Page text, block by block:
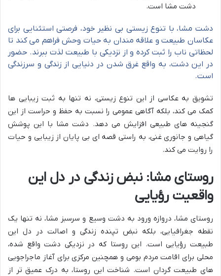
دشت مشا است.
دشت مشا، با تنوع زیستی بی نظیر خود، فرصتی استثنایی برای
عکاسان طبیعت و علاقه مندان به حیات وحش فراهم می کند تا
لحظاتی ناب را ثبت کرده و از نزدیکی با طبیعت لذت ببرند. حضور
در این دشت، به واقع غرق شدن در دنیایی از زندگی و سرزندگی
است.
تشویق به عکاسی از این تنوع زیستی، نه تنها به ثبت زیبایی ها
کمک می کند، بلکه آگاهی عمومی را نسبت به حفظ و حراست از این
گنجینه های طبیعی افزایش می دهد. دشت مشا با این پوشش
گیاهی و جانوری غنی، به راستی قصه ای بی پایان از زیبایی و حیات
را روایت می کند.
روستای مشا: نبض زندگی در دل این
واقعیت رؤیایی
روستای مشا، دروازه ورود به دشت وسیع و سرسبز مشا، نه تنها یک
نقطه جغرافیایی، بلکه نبض تپنده زندگی و اصالت در دل این
طبیعت رؤیایی است. این روستا که در نزدیکی دشت واقع شده،
محلی برای اقامت مردم بومی و همچنین مرکزی برای آغاز ماجراجویی
های طبیعت گردان است. شناخت این روستا، به درک عمیق تر از